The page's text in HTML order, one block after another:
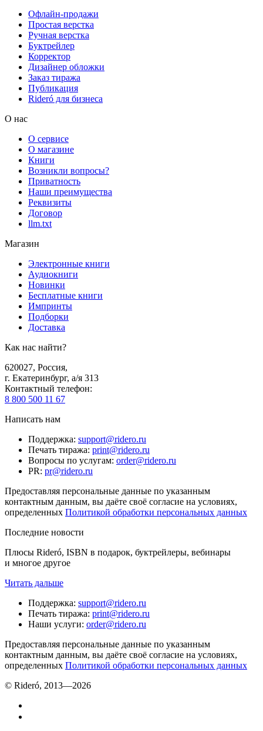
Офлайн-продажи
Простая верстка
Ручная верстка
Буктрейлер
Корректор
Дизайнер обложки
Заказ тиража
Публикация
Rideró для бизнеса
О нас
О сервисе
О магазине
Книги
Возникли вопросы?
Приватность
Наши преимущества
Реквизиты
Договор
llm.txt
Магазин
Электронные книги
Аудиокниги
Новинки
Бесплатные книги
Импринты
Подборки
Доставка
Как нас найти?
620027, Россия,
г. Екатеринбург, а/я 313
Контактный телефон:
8 800 500 11 67
Написать нам
Поддержка: support@ridero.ru
Печать тиража: print@ridero.ru
Вопросы по услугам: order@ridero.ru
PR: pr@ridero.ru
Предоставляя персональные данные по указанным
контактным данным, вы даёте своё согласие на условиях,
определенных Политикой обработки персональных данных
Последние новости
Плюсы Rideró, ISBN в подарок, буктрейлеры, вебинары
и многое другое
Читать дальше
Поддержка: support@ridero.ru
Печать тиража: print@ridero.ru
Наши услуги: order@ridero.ru
Предоставляя персональные данные по указанным
контактным данным, вы даёте своё согласие на условиях,
определенных Политикой обработки персональных данных
© Rideró, 2013—2026